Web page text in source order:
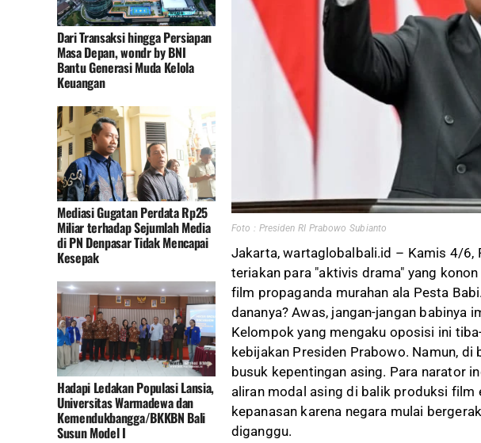
Dari Transaksi hingga Persiapan
Masa Depan, wondr by BNI
Bantu Generasi Muda Kelola
Keuangan
Mediasi Gugatan Perdata Rp25
Miliar terhadap Sejumlah Media
di PN Denpasar Tidak Mencapai
Kesepak
Hadapi Ledakan Populasi Lansia,
Universitas Warmadewa dan
Kemendukbangga/BKKBN Bali
Susun Model I
Foto : Presiden RI Prabowo Subianto
Jakarta, wartaglobalbali.id – Kamis 4/6,
teriakan para "aktivis drama" yang
film propaganda murahan ala Pesta
dananya? Awas, jangan-jangan babinya
Kelompok yang mengaku oposisi ini
kebijakan Presiden Prabowo. Namun,
busuk kepentingan asing. Para narator
aliran modal asing di balik produksi film
kepanasan karena negara mulai
diganggu.